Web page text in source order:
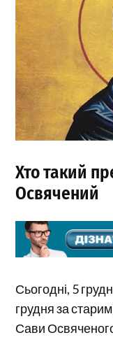
Хто такий
Освячений
Сьогодні, 5
грудня за
Сави